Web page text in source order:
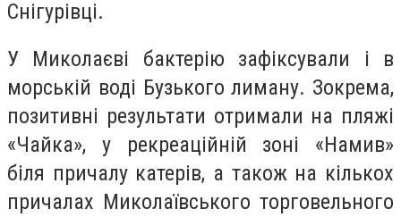
Снігурівці.
У Миколаєві бактерію зафіксували і в
морській воді Бузького лиману. Зокрема,
позитивні результати отримали на пляжі
«Чайка», у рекреаційній зоні «Намив»
біля причалу катерів, а також на кількох
причалах Миколаївського торговельного